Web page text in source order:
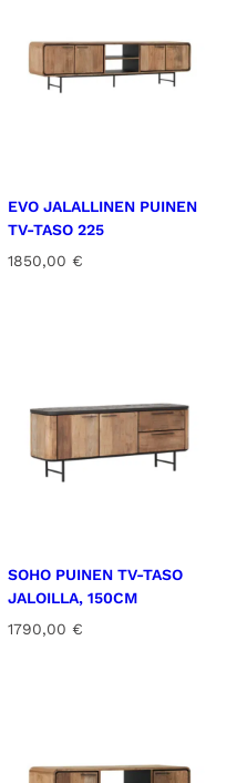
EVO JALALLINEN PUINEN
TV-TASO 225
1850,00 €
SOHO PUINEN TV-TASO
JALOILLA, 150CM
1790,00 €